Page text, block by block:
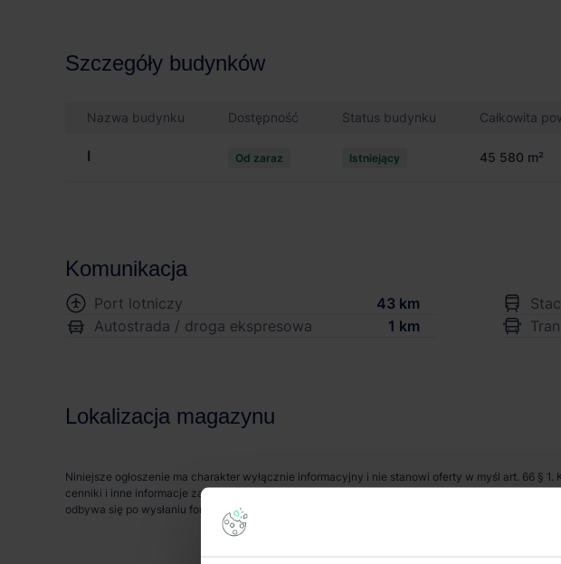
Szczegóły budynków
Nazwa budynku Dostępność Status budynku Całkowita
I Od zaraz Istniejący 45 580 m²
Komunikacja
Port lotniczy 43 km
Autostrada / droga ekspresowa
1 km
Lokalizacja magazynu
Niniejsze ogłoszenie ma charakter wyłącznie informacyjny i nie stanowi oferty w myśl art. 66 §
cenniki i inne informacje zawarte na stronie internetowej mogą się różnić od danych
odbywa się po wysłaniu formularza kontaktowego.